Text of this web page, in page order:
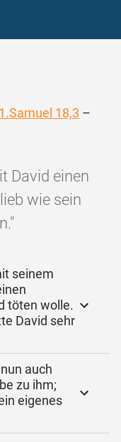
1.Samuel 18,3 –
David einen
wie sein
seinem
töten wolle.
David sehr
auch
zu ihm;
eigenes